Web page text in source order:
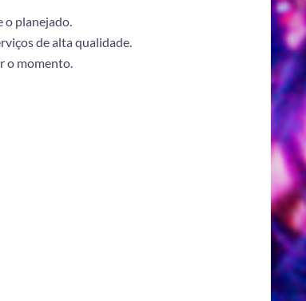
planejado.
de alta qualidade.
o momento.